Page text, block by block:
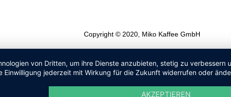
Copyright © 2020, Miko Kaffee GmbH
von Dritten, um ihre Dienste anzubieten, stetig zu
Einwilligung jederzeit mit Wirkung für die Zukunft widerrufen oder
AKZEPTIEREN